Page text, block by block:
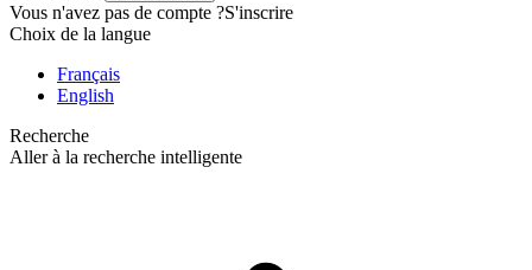
Vous n'avez pas de compte ?S'inscrire
Choix de la langue
Français
English
Recherche
Aller à la recherche intelligente